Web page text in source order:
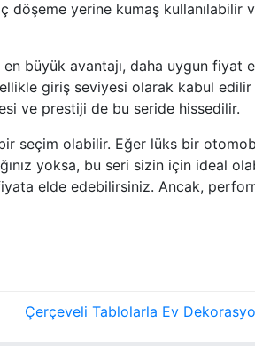
döşeme yerine kumaş kullanılabilir
büyük avantajı, daha uygun
giriş seviyesi olarak kabul
ve prestiji de bu seride hissedilir.
seçim olabilir. Eğer lüks bir
yoksa, bu seri sizin için ideal
elde edebilirsiniz. Ancak,
Çerçeveli Tablolarla Ev